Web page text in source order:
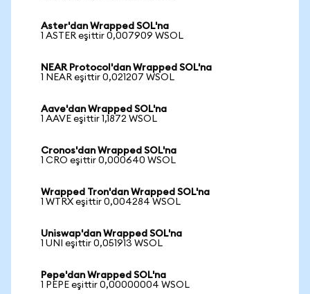
Aster'dan Wrapped SOL'na
1 ASTER eşittir 0,007909 WSOL
NEAR Protocol'dan Wrapped SOL'na
1 NEAR eşittir 0,021207 WSOL
Aave'dan Wrapped SOL'na
1 AAVE eşittir 1,1872 WSOL
Cronos'dan Wrapped SOL'na
1 CRO eşittir 0,000640 WSOL
Wrapped Tron'dan Wrapped SOL'na
1 WTRX eşittir 0,004284 WSOL
Uniswap'dan Wrapped SOL'na
1 UNI eşittir 0,051913 WSOL
Pepe'dan Wrapped SOL'na
1 PEPE eşittir 0,00000004 WSOL